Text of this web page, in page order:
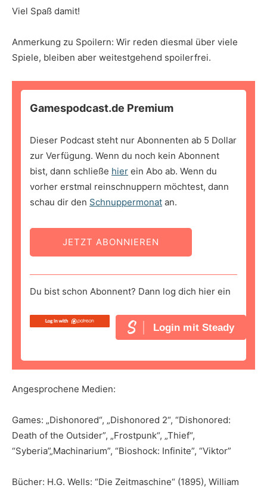
Viel Spaß damit!
Anmerkung zu Spoilern: Wir reden diesmal über viele
Spiele, bleiben aber weitestgehend spoilerfrei.
Gamespodcast.de Premium
Dieser Podcast steht nur Abonnenten ab 5 Dollar
zur Verfügung. Wenn du noch kein Abonnent
bist, dann schließe hier ein Abo ab. Wenn du
vorher erstmal reinschnuppern möchtest, dann
schau dir den Schnuppermonat an.
JETZT ABONNIEREN
Du bist schon Abonnent? Dann log dich hier ein
Login mit Steady
Angesprochene Medien:
Games: „Dishonored“, „Dishonored 2“, “Dishonored:
Death of the Outsider”, „Frostpunk“, „Thief“,
“Syberia”„Machinarium”, “Bioshock: Infinite”, “Viktor”
Bücher: H.G. Wells: “Die Zeitmaschine“ (1895), William